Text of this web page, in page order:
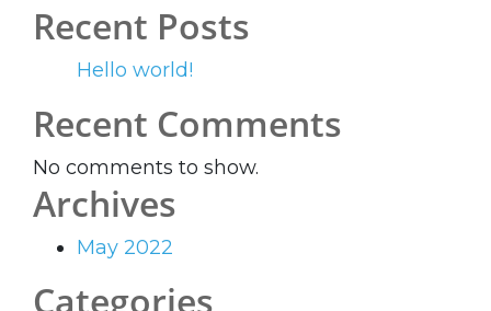
Recent Posts
Hello world!
Recent Comments
No comments to show.
Archives
May 2022
Categories